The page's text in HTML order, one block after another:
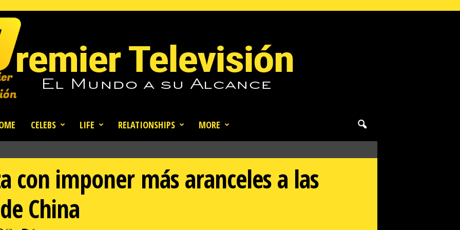
CELEBS LIFE RELATIONSHIPS MORE
con imponer más aranceles a las
China